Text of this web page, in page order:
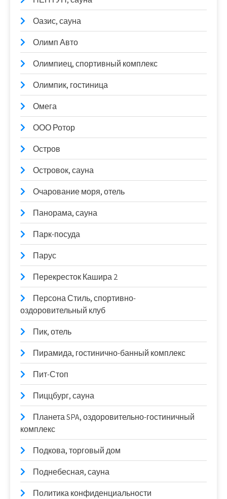
Оазис, сауна
Олимп Авто
Олимпиец, спортивный комплекс
Олимпик, гостиница
Омега
ООО Ротор
Остров
Островок, сауна
Очарование моря, отель
Панорама, сауна
Парк-посуда
Парус
Перекресток Кашира 2
Персона Стиль, спортивно-
оздоровительный клуб
Пик, отель
Пирамида, гостинично-банный комплекс
Пит-Стоп
Пиццбург, сауна
Планета SPA, оздоровительно-гостиничный
комплекс
Подкова, торговый дом
Поднебесная, сауна
Политика конфиденциальности